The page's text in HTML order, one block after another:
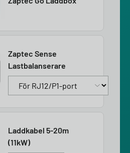
Zaptec Sense
Lastbalanserare
Laddkabel 5-20m
(11kW)